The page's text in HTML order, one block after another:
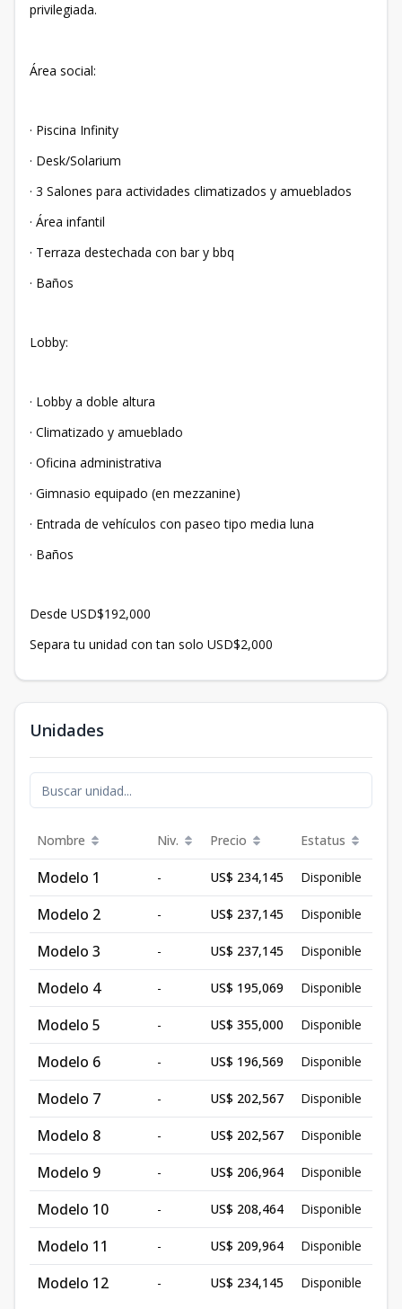
privilegiada.
Área social:
· Piscina Infinity
· Desk/Solarium
· 3 Salones para actividades climatizados y amueblados
· Área infantil
· Terraza destechada con bar y bbq
· Baños
Lobby:
· Lobby a doble altura
· Climatizado y amueblado
· Oficina administrativa
· Gimnasio equipado (en mezzanine)
· Entrada de vehículos con paseo tipo media luna
· Baños
Desde USD$192,000
Separa tu unidad con tan solo USD$2,000
Unidades
Nombre Niv. Precio Estatus
Modelo 1 - US$ 234,145 Disponible
Modelo 2 - US$ 237,145 Disponible
Modelo 3 - US$ 237,145 Disponible
Modelo 4 - US$ 195,069 Disponible
Modelo 5 - US$ 355,000 Disponible
Modelo 6 - US$ 196,569 Disponible
Modelo 7 - US$ 202,567 Disponible
Modelo 8 - US$ 202,567 Disponible
Modelo 9 - US$ 206,964 Disponible
Modelo 10 - US$ 208,464 Disponible
Modelo 11 - US$ 209,964 Disponible
Modelo 12 - US$ 234,145 Disponible